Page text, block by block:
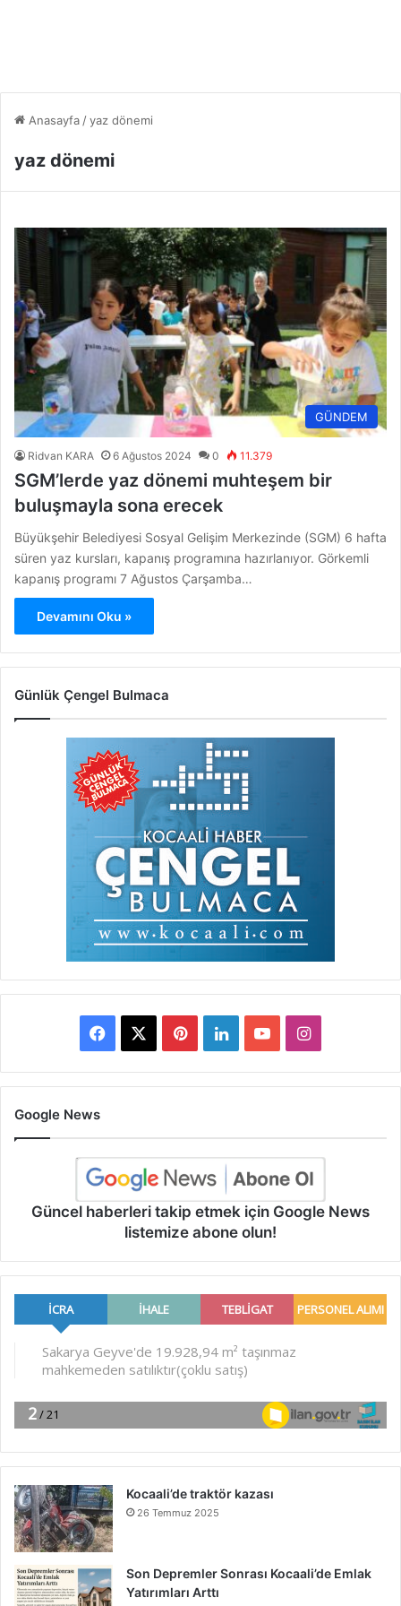
Anasayfa /yaz dönemi
yaz dönemi
GÜNDEM
Ridvan KARA 6 Ağustos 2024 0 11.379
SGM’lerde yaz dönemi muhteşem bir
buluşmayla sona erecek
Büyükşehir Belediyesi Sosyal Gelişim Merkezinde (SGM) 6 hafta
süren yaz kursları, kapanış programına hazırlanıyor. Görkemli
kapanış programı 7 Ağustos Çarşamba…
Devamını Oku »
Günlük Çengel Bulmaca
Facebook PinterestLinkedInYouTubeInstagram
Google News
Güncel haberleri takip etmek için Google News
listemize abone olun!
Kocaali’de traktör kazası
26 Temmuz 2025
Son Depremler Sonrası Kocaali’de Emlak
Yatırımları Arttı